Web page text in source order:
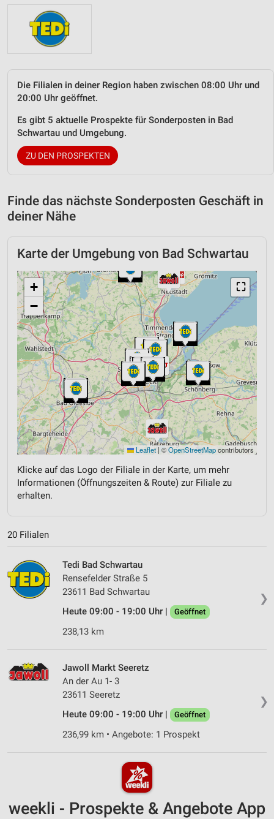
Die Filialen in deiner Region haben zwischen 08:00 Uhr und
20:00 Uhr geöffnet.
Es gibt 5 aktuelle Prospekte für Sonderposten in Bad
Schwartau und Umgebung.
ZU DEN PROSPEKTEN
Finde das nächste Sonderposten Geschäft in
deiner Nähe
Karte der Umgebung von Bad Schwartau
⛶
+
−
Leaflet | ©OpenStreetMapcontributors
Klicke auf das Logo der Filiale in der Karte, um mehr
Informationen (Öffnungszeiten & Route) zur Filiale zu
erhalten.
20 Filialen
❯
Tedi Bad Schwartau
Rensefelder Straße 5
23611 Bad Schwartau
Heute 09:00 - 19:00 Uhr |
Geöffnet
238,13 km
❯
Jawoll Markt Seeretz
An der Au 1- 3
23611 Seeretz
Heute 09:00 - 19:00 Uhr |
Geöffnet
236,99 km • Angebote: 1 Prospekt
weekli - Prospekte & Angebote App